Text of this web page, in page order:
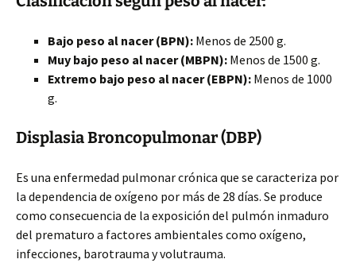
Bajo peso al nacer (BPN): Menos de 2500 g.
Muy bajo peso al nacer (MBPN): Menos de 1500 g.
Extremo bajo peso al nacer (EBPN): Menos de 1000
g.
Displasia Broncopulmonar (DBP)
Es una enfermedad pulmonar crónica que se caracteriza por
la dependencia de oxígeno por más de 28 días. Se produce
como consecuencia de la exposición del pulmón inmaduro
del prematuro a factores ambientales como oxígeno,
infecciones, barotrauma y volutrauma.